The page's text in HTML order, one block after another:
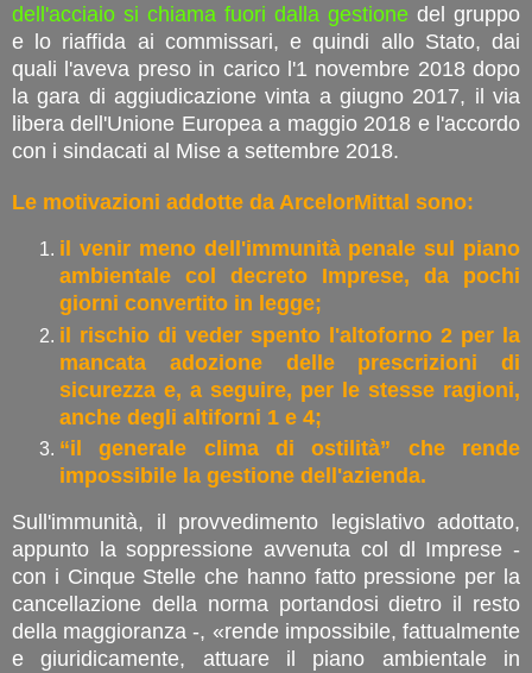
dell'acciaio si chiama fuori dalla gestione del gruppo
e lo riaffida ai commissari, e quindi allo Stato, dai
quali l'aveva preso in carico l'1 novembre 2018 dopo
la gara di aggiudicazione vinta a giugno 2017, il via
libera dell'Unione Europea a maggio 2018 e l'accordo
con i sindacati al Mise a settembre 2018.
Le motivazioni addotte da ArcelorMittal sono:
il venir meno dell'immunità penale sul piano
ambientale col decreto Imprese, da pochi
giorni convertito in legge;
il rischio di veder spento l'altoforno 2 per la
mancata adozione delle prescrizioni di
sicurezza e, a seguire, per le stesse ragioni,
anche degli altiforni 1 e 4;
“il generale clima di ostilità” che rende
impossibile la gestione dell'azienda.
Sull'immunità, il provvedimento legislativo adottato,
appunto la soppressione avvenuta col dl Imprese -
con i Cinque Stelle che hanno fatto pressione per la
cancellazione della norma portandosi dietro il resto
della maggioranza -, «rende impossibile, fattualmente
e giuridicamente, attuare il piano ambientale in